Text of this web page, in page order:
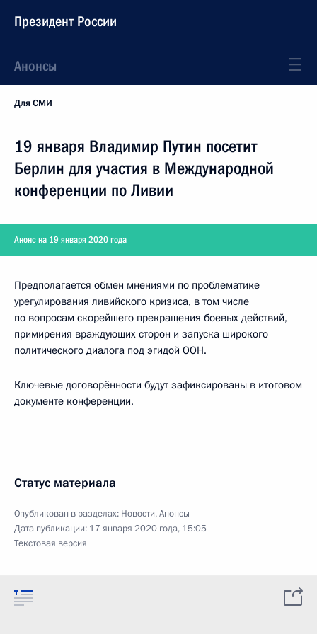
Президент России
Анонсы
Для СМИ
19 января Владимир Путин посетит
Берлин для участия в Международной
конференции по Ливии
Анонс на 19 января 2020 года
Предполагается обмен мнениями по проблематике
урегулирования ливийского кризиса, в том числе
по вопросам скорейшего прекращения боевых действий,
примирения враждующих сторон и запуска широкого
политического диалога под эгидой ООН.
Ключевые договорённости будут зафиксированы в итоговом
документе конференции.
Статус материала
Опубликован в разделах: Новости,Анонсы
Дата публикации: 17 января 2020 года, 15:05
Текстовая версия